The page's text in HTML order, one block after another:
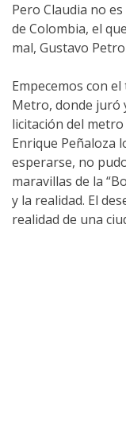
Pero Claudia no
de Colombia, el
mal, Gustavo
Empecemos con
Metro, donde juró
licitación del
Enrique Peñaloza
esperarse, no
maravillas de la
y la realidad. El
realidad de una